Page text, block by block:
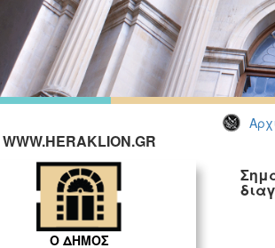
WWW.HERAKLION.GR
Ο ΔΗΜΟΣ